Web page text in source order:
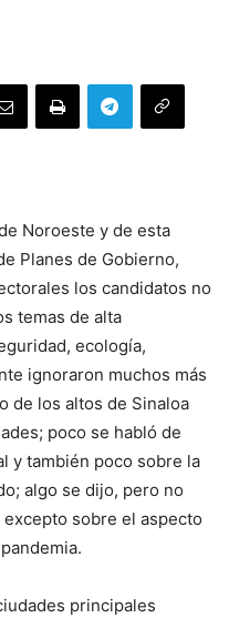
Noroeste y de esta
Planes de Gobierno,
los candidatos no
temas de alta
ecología,
ignoraron muchos más
de los altos de Sinaloa
poco se habló de
y también poco sobre la
algo se dijo, pero no
sobre el aspecto
principales